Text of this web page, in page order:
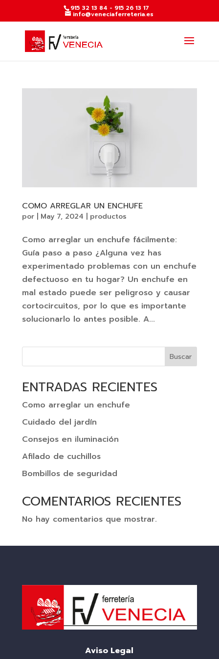
915 32 13 84 - 915 26 13 17
info@veneciaferreteria.es
COMO ARREGLAR UN ENCHUFE
por | May 7, 2024 | productos
Como arreglar un enchufe fácilmente:
Guía paso a paso ¿Alguna vez has
experimentado problemas con un enchufe
defectuoso en tu hogar? Un enchufe en
mal estado puede ser peligroso y causar
cortocircuitos, por lo que es importante
solucionarlo lo antes posible. A...
Buscar
ENTRADAS RECIENTES
Como arreglar un enchufe
Cuidado del jardín
Consejos en iluminación
Afilado de cuchillos
Bombillos de seguridad
COMENTARIOS RECIENTES
No hay comentarios que mostrar.
Aviso Legal